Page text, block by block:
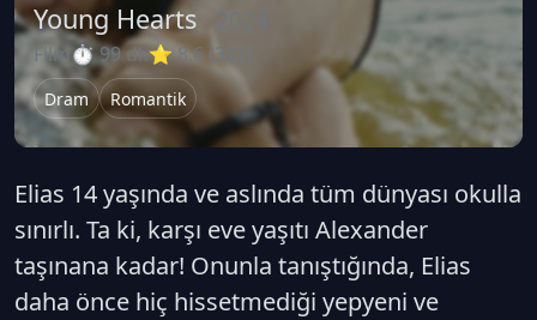
Young Hearts · 2024
Film⏱ 99 dk⭐ 8.6 (302)
Dram Romantik
Elias 14 yaşında ve aslında tüm dünyası okulla
sınırlı. Ta ki, karşı eve yaşıtı Alexander
taşınana kadar! Onunla tanıştığında, Elias
daha önce hiç hissetmediği yepyeni ve